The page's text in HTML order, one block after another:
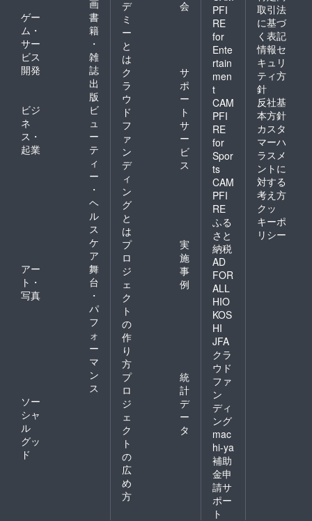
画
ゲー
ム・
サー
ビス
開発
書
籍
・
雑
誌
出
版
ビジ
ネ
ス・
起業
ビ
ュ
ー
テ
ィ
ー
・
ヘ
ル
ス
ケ
ア
アー
ト・
写真
舞
台
・
パ
フ
ォ
ー
マ
ン
ス
ソー
シャ
ル
グッ
ド
デ
ミ
ー
と
は
会
ク
ラ
ウ
ド
フ
ァ
ン
デ
ィ
ン
グ
と
は
サ
ポ
ー
ト
サ
ー
ビ
ス
プ
ロ
ジ
ェ
ク
ト
の
作
り
方
実
施
事
例
プ
ロ
ジ
ェ
ク
ト
の
広
め
方
統
計
デ
ー
タ
PFI
RE
for
Ente
rtain
men
t
CAM
PFI
RE
for
Spor
ts
CAM
PFI
RE
ふる
さと
納税
AD
FOR
ALL
HIO
KOS
HI
JFA
クラ
ウド
ファ
ン
ディ
ング
mac
hi-ya
補助
金申
請サ
ポー
ト
取引法
に基づ
く表記
情報セ
キュリ
ティ方
針
反社基
本方針
カスタ
マーハ
ラスメ
ントに
対する
考え方
クッ
キーポ
リシー